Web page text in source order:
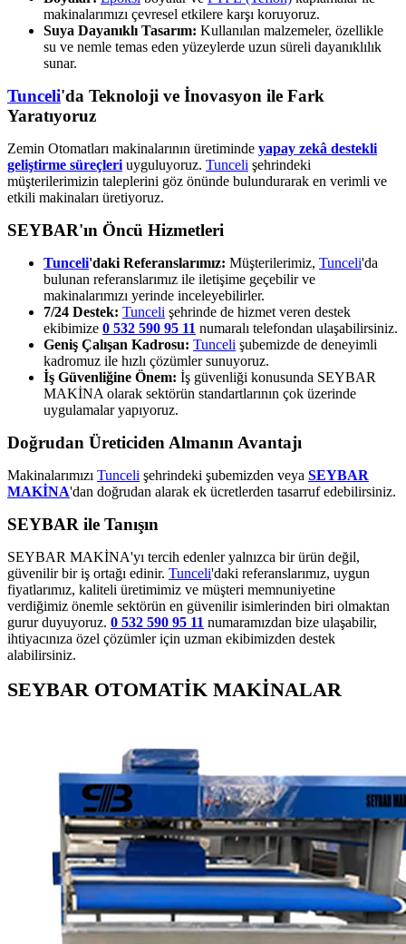
makinalarımızı çevresel etkilere karşı koruyoruz.
Suya Dayanıklı Tasarım: Kullanılan malzemeler, özellikle
su ve nemle temas eden yüzeylerde uzun süreli dayanıklılık
sunar.
Tunceli'da Teknoloji ve İnovasyon ile Fark
Yaratıyoruz
Zemin Otomatları makinalarının üretiminde yapay zekâ destekli
geliştirme süreçleri uyguluyoruz. Tunceli şehrindeki
müşterilerimizin taleplerini göz önünde bulundurarak en verimli ve
etkili makinaları üretiyoruz.
SEYBAR'ın Öncü Hizmetleri
Tunceli'daki Referanslarımız: Müşterilerimiz, Tunceli'da
bulunan referanslarımız ile iletişime geçebilir ve
makinalarımızı yerinde inceleyebilirler.
7/24 Destek: Tunceli şehrinde de hizmet veren destek
ekibimize 0 532 590 95 11 numaralı telefondan ulaşabilirsiniz.
Geniş Çalışan Kadrosu: Tunceli şubemizde de deneyimli
kadromuz ile hızlı çözümler sunuyoruz.
İş Güvenliğine Önem: İş güvenliği konusunda SEYBAR
MAKİNA olarak sektörün standartlarının çok üzerinde
uygulamalar yapıyoruz.
Doğrudan Üreticiden Almanın Avantajı
Makinalarımızı Tunceli şehrindeki şubemizden veya SEYBAR
MAKİNA'dan doğrudan alarak ek ücretlerden tasarruf edebilirsiniz.
SEYBAR ile Tanışın
SEYBAR MAKİNA'yı tercih edenler yalnızca bir ürün değil,
güvenilir bir iş ortağı edinir. Tunceli'daki referanslarımız, uygun
fiyatlarımız, kaliteli üretimimiz ve müşteri memnuniyetine
verdiğimiz önemle sektörün en güvenilir isimlerinden biri olmaktan
gurur duyuyoruz. 0 532 590 95 11 numaramızdan bize ulaşabilir,
ihtiyacınıza özel çözümler için uzman ekibimizden destek
alabilirsiniz.
SEYBAR OTOMATİK MAKİNALAR